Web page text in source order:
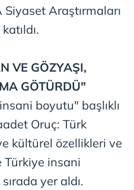
Araştırmaları
katıldı.
VE GÖZYAŞI,
GÖTÜRDÜ"
boyutu" başlıklı
Oruç: Türk
kültürel özellikleri ve
Türkiye insani
yer aldı.